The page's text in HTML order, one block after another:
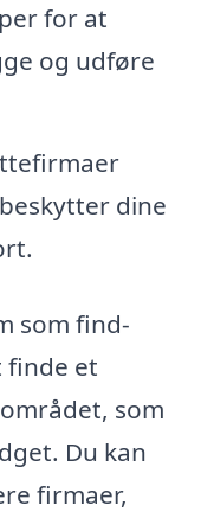
for at
og udføre
dine
som find-
finde et
som
Du kan
firmaer,